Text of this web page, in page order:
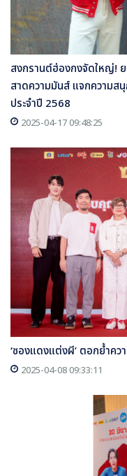
สงกรานต์ฮ่องกงจัดใหญ่!
สาดความมันส์ แจกความส
ประจำปี 2568
2025-04-17 09:48:25
‘ซองแดงแต่งผี’ ตอกย้ำค
2025-04-08 09:33:11